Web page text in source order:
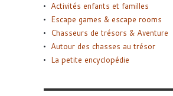
Activités enfants et familles
Escape games & escape rooms
Chasseurs de trésors & Aventure
Autour des chasses au trésor
La petite encyclopédie